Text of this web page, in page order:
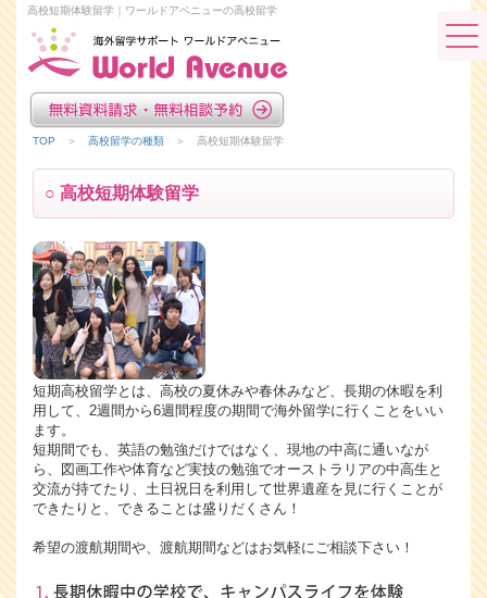
高校短期体験留学｜ワールドアベニューの高校留学
TOP ＞ 高校留学の種類 ＞ 高校短期体験留学
○ 高校短期体験留学
短期高校留学とは、高校の夏休みや春休みなど、長期の休暇を利
用して、2週間から6週間程度の期間で海外留学に行くことをいい
ます。
短期間でも、英語の勉強だけではなく、現地の中高に通いなが
ら、図画工作や体育など実技の勉強でオーストラリアの中高生と
交流が持てたり、土日祝日を利用して世界遺産を見に行くことが
できたりと、できることは盛りだくさん！
希望の渡航期間や、渡航期間などはお気軽にご相談下さい！